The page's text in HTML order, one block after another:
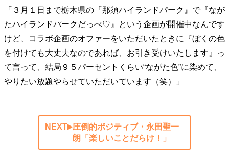
「３月１日まで栃木県の『那須ハイランドパーク』で『なが
たハイランドパークだっぺ♡』という企画が開催中なんです
けど、コラボ企画のオファーをいただいたときに『ぼくの色
を付けても大丈夫なのであれば、お引き受けいたします』っ
て言って、結局９５パーセントくらい“ながた色”に染めて、
やりたい放題やらせていただいています（笑）」
NEXT
圧倒的ポジティブ・永田聖一
朗「楽しいことだらけ！」